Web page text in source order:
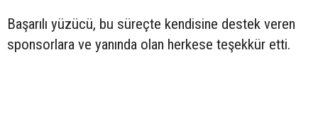
Başarılı yüzücü, bu süreçte kendisine destek veren
sponsorlara ve yanında olan herkese teşekkür etti.